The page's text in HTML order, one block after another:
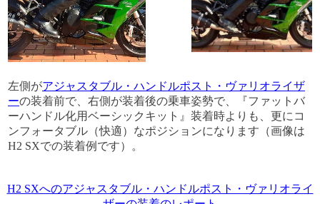
左側がアジャスタブル・ハンドルポスト・ヴァリオライザ
ーの装着前で、右側が装着後の乗車姿勢で、『ファットバ
ーハンドル化用ベーシックキット』装着時よりも、更にコ
ンフォータブル（快適）なポジションになります（画像は
H2 SXでの装着例です）。
H2 SXへのアジャスタブル・ハンドルポスト・ヴァリオライ